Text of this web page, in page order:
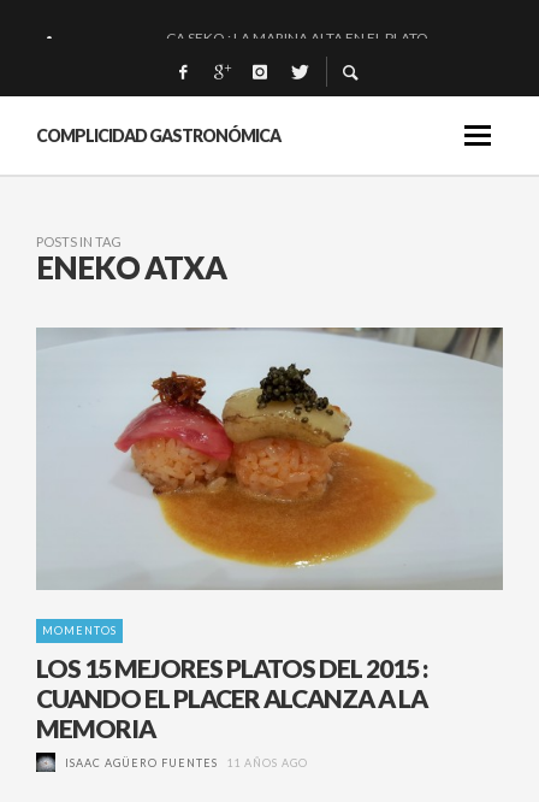
CA SEKO : LA MARINA ALTA EN EL PLATO.
QUIQUE DACOSTA: «UNA GRAN OBRA»
EL BARUCO DE ANERO: MUCHO MÁS QUE UN BAR.
COMPLICIDAD GASTRONÓMICA
POSTS IN TAG
ENEKO ATXA
MOMENTOS
LOS 15 MEJORES PLATOS DEL 2015 :
CUANDO EL PLACER ALCANZA A LA
MEMORIA
ISAAC AGÜERO FUENTES 11 AÑOS AGO